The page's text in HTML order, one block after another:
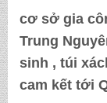
cơ sở gia
Trung
sinh , túi
cam kết tới